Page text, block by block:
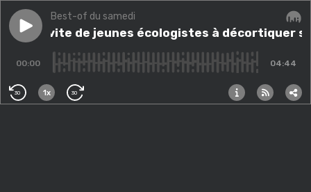
Play episodePuma invite de jeunes écologistes à décortiquer
Best-of du samedi
Puma invite de jeunes écologistes à décortiquer
00:00 04:44
30 1x 30